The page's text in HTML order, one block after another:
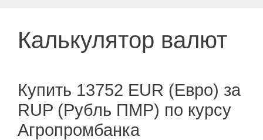
Калькулятор валют
Купить 13752 EUR (Евро) за
RUP (Рубль ПМР) по курсу
Агропромбанка